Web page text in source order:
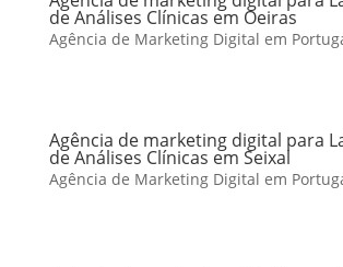
de Análises Clínicas em Oeiras
Agência de Marketing Digital em
Agência de marketing digital para
de Análises Clínicas em Seixal
Agência de Marketing Digital em